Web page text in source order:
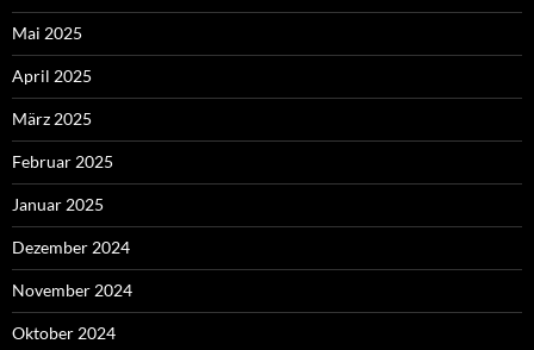
Mai 2025
April 2025
März 2025
Februar 2025
Januar 2025
Dezember 2024
November 2024
Oktober 2024